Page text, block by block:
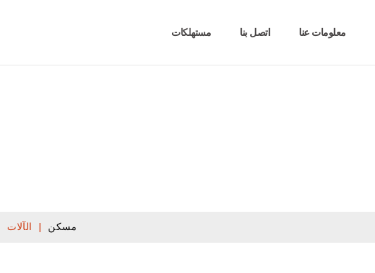
معلومات عنا اتصل بنا مستهلكات
مسكن الآلات